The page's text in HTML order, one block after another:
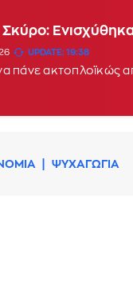
UPDATE: 19:38
πάνε ακτοπλοϊκώς
ΨΥΧΑΓΩΓΙΑ